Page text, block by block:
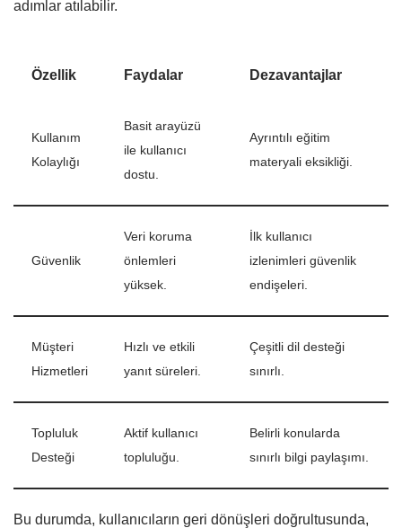
adımlar atılabilir.
Özellik Faydalar Dezavantajlar
Kullanım
Kolaylığı
Basit arayüzü
ile kullanıcı
dostu.
Ayrıntılı eğitim
materyali eksikliği.
Güvenlik
Veri koruma
önlemleri
yüksek.
İlk kullanıcı
izlenimleri güvenlik
endişeleri.
Müşteri
Hizmetleri
Hızlı ve etkili
yanıt süreleri.
Çeşitli dil desteği
sınırlı.
Topluluk
Desteği
Aktif kullanıcı
topluluğu.
Belirli konularda
sınırlı bilgi paylaşımı.
Bu durumda, kullanıcıların geri dönüşleri doğrultusunda,